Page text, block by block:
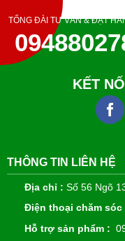
TỔNG ĐÀI TƯ VẤN & ĐẶT
KẾT
THÔNG TIN LIÊN HỆ
Địa chỉ : Số 56 Ngõ
Điện thoại chăm sóc
Hỗ trợ sản phẩm :